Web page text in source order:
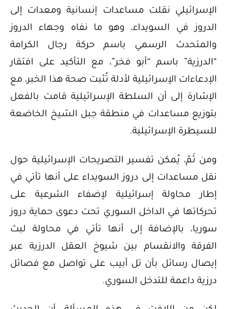
الإسرائيلي نقلت مساعدات إنسانية ومعدات إلى
الدروز في السويداء، وهو ما نفاه وجهاء الدروز
والمتحدث الرسمي باسم حركة رجال الكرامة
“الدرزية” باسم “أبو فخر”، مع التأكيد على افتقار
الإدعاءات الإسرائيلية لأدلة تُثبت صحة هذا الخبر، مع
الإشارة إلى أن السلطة الإسرائيلية قامت بالفعل
بتوزيع مساعدات في منطقة جبل الشيخ الخاضعة
للسيطرة الإسرائيلية.
ومن ثَمّ، يُمكن تفسير التصريحات الإسرائيلية حول
نقل مساعدات إلى دروز السويداء على أنها تأتي في
إطار محاولة إسرائيلية لإضفاء الشرعية على
تحركاتها في الداخل السوري تحت دعوى حماية دروز
سوريا، بالإضافة إلى أنها تأتي في محاولة لبث
الفرقة والانقسام بين شيوخ العقل الدرزية عبر
إيصال رسائل بأن تل أبيب على تواصل مع فصائل
درزية داعمة للتدخل السوري.